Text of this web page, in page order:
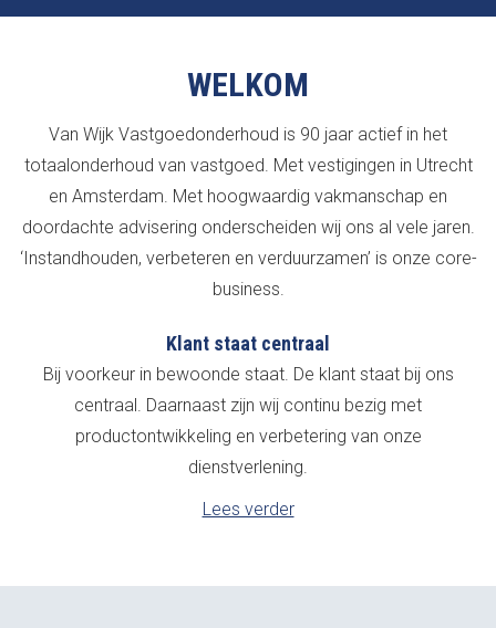
WELKOM
Van Wijk Vastgoedonderhoud is 90 jaar actief in het
totaalonderhoud van vastgoed. Met vestigingen in Utrecht
en Amsterdam. Met hoogwaardig vakmanschap en
doordachte advisering onderscheiden wij ons al vele jaren.
‘Instandhouden, verbeteren en verduurzamen’ is onze core-
business.
Klant staat centraal
Bij voorkeur in bewoonde staat. De klant staat bij ons
centraal. Daarnaast zijn wij continu bezig met
productontwikkeling en verbetering van onze
dienstverlening.
Lees verder